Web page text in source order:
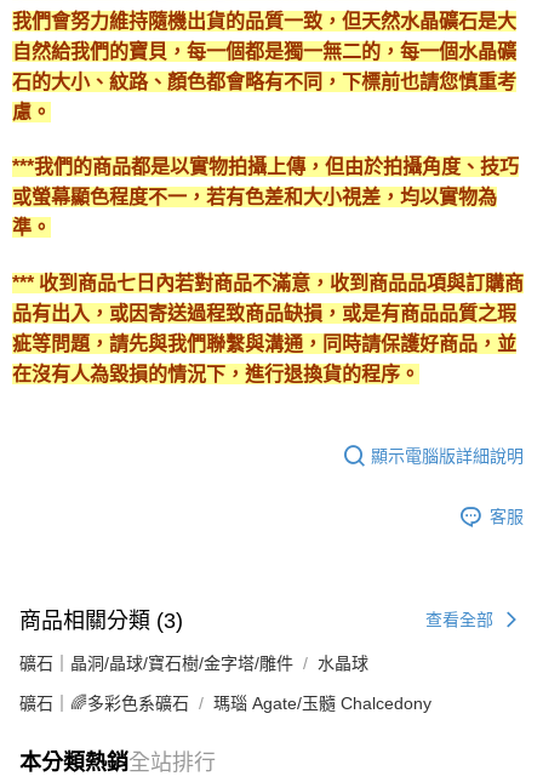
我們會努力維持隨機出貨的品質一致，但天然水晶礦石是大
自然給我們的寶貝，每一個都是獨一無二的，每一個水晶礦
石的大小、紋路、顏色都會略有不同，下標前也請您慎重考
慮。
***我們的商品都是以實物拍攝上傳，但由於拍攝角度、技巧
或螢幕顯色程度不一，若有色差和大小視差，均以實物為
準。
*** 收到商品七日內若對商品不滿意，收到商品品項與訂購商
品有出入，或因寄送過程致商品缺損，或是有商品品質之瑕
疵等問題，請先與我們聯繫與溝通，同時請保護好商品，並
在沒有人為毀損的情況下，進行退換貨的程序。
顯示電腦版詳細說明
客服
商品相關分類 (3) 查看全部
礦石｜晶洞/晶球/寶石樹/金字塔/雕件 水晶球
礦石｜🌈多彩色系礦石 瑪瑙 Agate/玉髓 Chalcedony
本分類熱銷全站排行